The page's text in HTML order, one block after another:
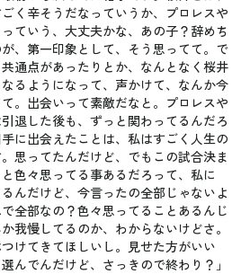
く辛そうだなっていうか、プロレスや
ていう、大丈夫かな、あの子？辞めち
、第一印象として、そう思ってて。で
通点があったりとか、なんとなく桜井
るようになって、声かけて、なんか今
。出会いって素敵だなと。プロレスや
退した後も、ずっと関わってるんだろ
に出会えたことは、私はすごく人生の
思ってたんだけど、でもこの試合決ま
色々思ってる事あるだろって、私に
んだけど、今言ったの全部じゃないよ
全部なの？色々思ってることあるんじ
我慢してるのか、わからないけどさ。
けてきてほしいし。見せた方がいい
んでんだけど、さっきので終わり？」